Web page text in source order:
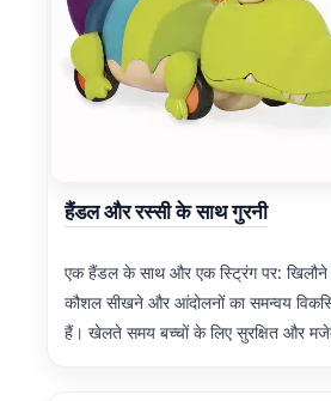
हैंडल और रस्सी के साथ गुरनी
एक हैंडल के साथ और एक स्ट्रिंग पर:
कौशल सीखने और आंदोलनों का समन्वय
हैं। खेलते समय बच्चों के लिए सुरक्षित और